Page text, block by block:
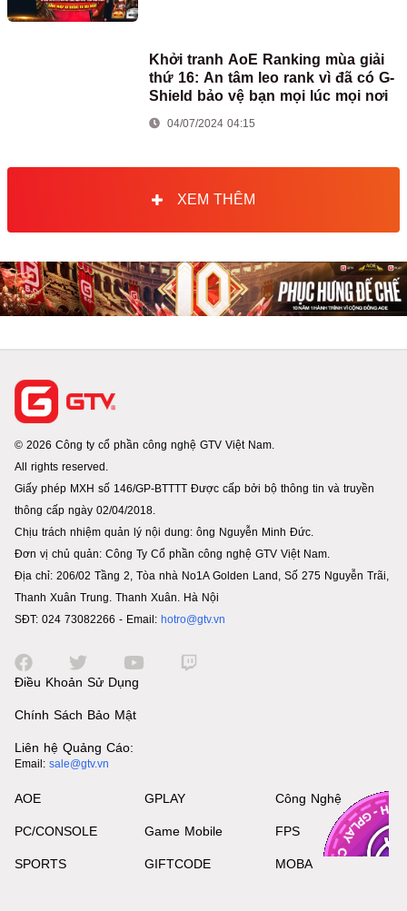
Khởi tranh AoE Ranking mùa giải
thứ 16: An tâm leo rank vì đã có G-
Shield bảo vệ bạn mọi lúc mọi nơi
04/07/2024 04:15
XEM THÊM
© 2026 Công ty cổ phần công nghệ GTV Việt Nam.
All rights reserved.
Giấy phép MXH số 146/GP-BTTTT Được cấp bởi bộ thông tin và truyền
thông cấp ngày 02/04/2018.
Chịu trách nhiệm quản lý nội dung: ông Nguyễn Minh Đức.
Đơn vị chủ quản: Công Ty Cổ phần công nghệ GTV Việt Nam.
Địa chỉ: 206/02 Tầng 2, Tòa nhà No1A Golden Land, Số 275 Nguyễn Trãi,
Thanh Xuân Trung. Thanh Xuân. Hà Nội
SĐT: 024 73082266 - Email: hotro@gtv.vn
Điều Khoản Sử Dụng
Chính Sách Bảo Mật
Liên hệ Quảng Cáo:
Email: sale@gtv.vn
AOE
PC/CONSOLE
SPORTS
GPLAY
Game Mobile
GIFTCODE
Công Nghệ
FPS
MOBA